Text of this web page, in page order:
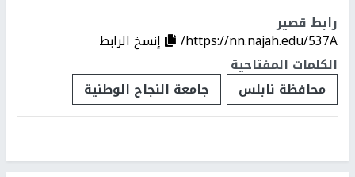
رابط قصير
https://nn.najah.edu/537A/
إنسخ الرابط
الكلمات المفتاحية
محافظة نابلس
جامعة النجاح الوطنية